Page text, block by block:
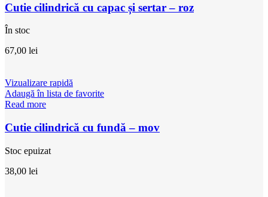
Cutie cilindrică cu capac și sertar – roz
În stoc
67,00 lei
Vizualizare rapidă
Adaugă în lista de favorite
Read more
Cutie cilindrică cu fundă – mov
Stoc epuizat
38,00 lei